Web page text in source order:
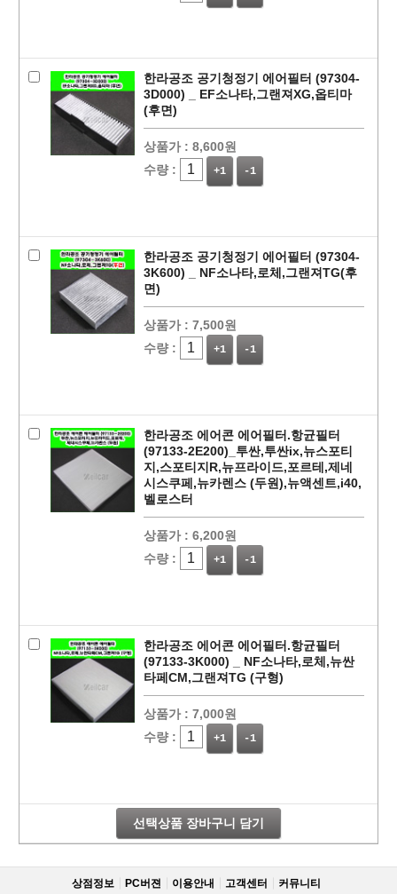
페이코 라이
구매
한라공조 공기청정기 에어필터 (97304-
3D000) _ EF소나타,그랜져XG,옵티마
(후면)
상품가 : 8,600원
수량 :
+1 -1
한라공조 공기청정기 에어필터 (97304-
3K600) _ NF소나타,로체,그랜져TG(후
면)
상품가 : 7,500원
수량 :
+1 -1
한라공조 에어콘 에어필터.항균필터
(97133-2E200)_투싼,투싼ix,뉴스포티
지,스포티지R,뉴프라이드,포르테,제네
시스쿠페,뉴카렌스 (두원),뉴액센트,i40,
벨로스터
상품가 : 6,200원
수량 :
+1 -1
한라공조 에어콘 에어필터.항균필터
(97133-3K000) _ NF소나타,로체,뉴싼
타페CM,그랜져TG (구형)
상품가 : 7,000원
수량 :
+1 -1
선택상품 장바구니 담기
상점정보 PC버젼 이용안내 고객센터 커뮤니티